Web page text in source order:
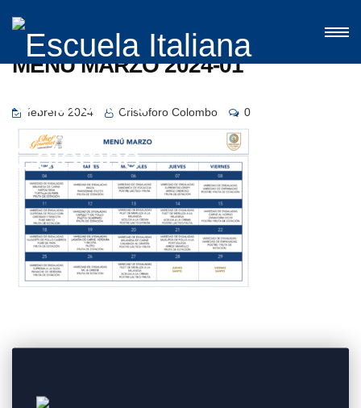
MENU MARZO 2024-01
febrero 2024 Cristoforo Colombo 0